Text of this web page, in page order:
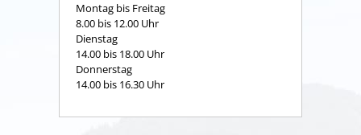
Montag bis Freitag
8.00 bis 12.00 Uhr
Dienstag
14.00 bis 18.00 Uhr
Donnerstag
14.00 bis 16.30 Uhr